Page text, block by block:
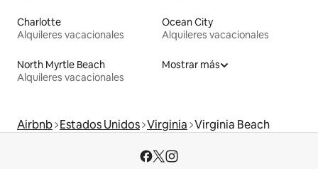
Charlotte
Alquileres vacacionales
Ocean City
Alquileres vacacionales
North Myrtle Beach
Alquileres vacacionales
Mostrar más
Airbnb Estados Unidos Virginia Virginia Beach